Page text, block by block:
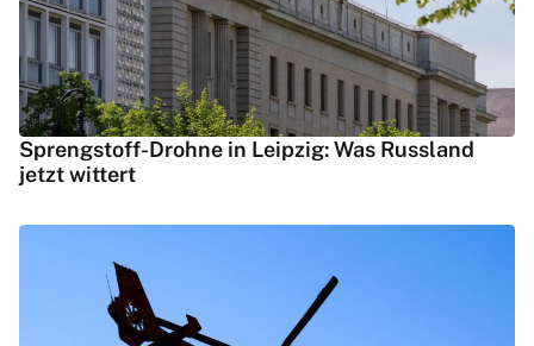
Sprengstoff-Drohne in Leipzig: Was Russland
jetzt wittert